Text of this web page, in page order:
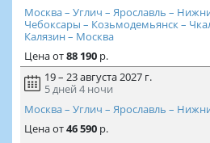
Москва – Углич – Ярославль –
Чебоксары – Козьмодемьянск –
Калязин – Москва
Ценаот88 190р.
19 – 23 августа 2027 г.
5 дней 4 ночи
Москва – Углич – Ярославль –
Ценаот46 590р.